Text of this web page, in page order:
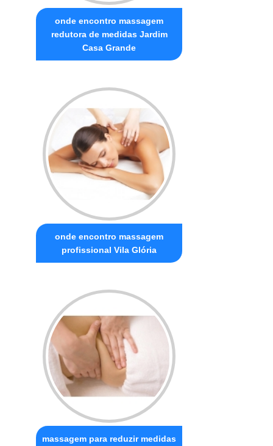
onde encontro massagem
redutora de medidas Jardim
Casa Grande
onde encontro massagem
profissional Vila Glória
massagem para reduzir medidas